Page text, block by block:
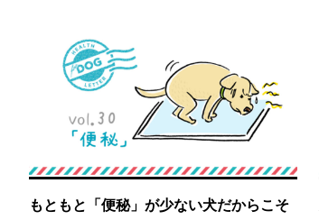
もともと「便秘」が少ない犬だからこそ